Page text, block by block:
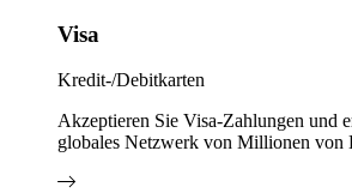
Visa
Kredit-/Debitkarten
Akzeptieren Sie Visa-Zahlungen und
globales Netzwerk von Millionen von